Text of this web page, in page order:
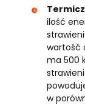
ilość
wartość
ma 500
w